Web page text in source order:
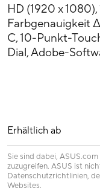
HD (1920 x
Farbgenauigkeit
C, 10-Punkt-
Dial, Adobe-
Erhältlich ab
Sie sind dabei,
zuzugreifen. ASUS ist
Datenschutzrichtlinien,
Websites.